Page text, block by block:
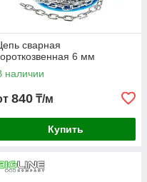
сварная
6 мм
наличии
840 ₸/м
Купить